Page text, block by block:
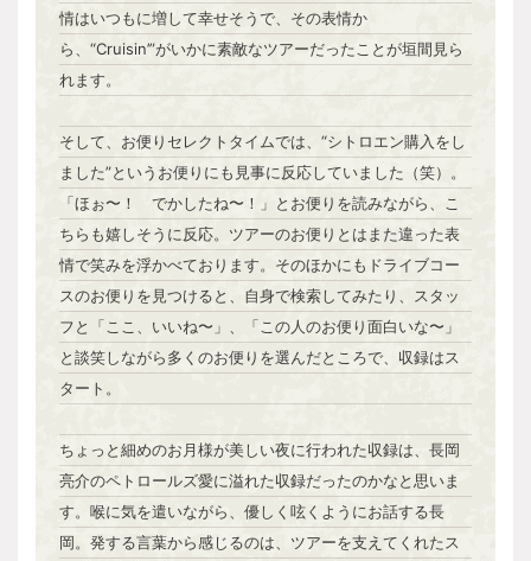
情はいつもに増して幸せそうで、その表情か
ら、“Cruisin’”がいかに素敵なツアーだったことが垣間見ら
れます。
そして、お便りセレクトタイムでは、“シトロエン購入をし
ました”というお便りにも見事に反応していました（笑）。
「ほぉ〜！ でかしたね〜！」とお便りを読みながら、こ
ちらも嬉しそうに反応。ツアーのお便りとはまた違った表
情で笑みを浮かべております。そのほかにもドライブコー
スのお便りを見つけると、自身で検索してみたり、スタッ
フと「ここ、いいね〜」、「この人のお便り面白いな〜」
と談笑しながら多くのお便りを選んだところで、収録はス
タート。
ちょっと細めのお月様が美しい夜に行われた収録は、長岡
亮介のペトロールズ愛に溢れた収録だったのかなと思いま
す。喉に気を遣いながら、優しく呟くようにお話する長
岡。発する言葉から感じるのは、ツアーを支えてくれたス